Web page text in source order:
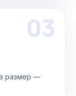
03
в размер —